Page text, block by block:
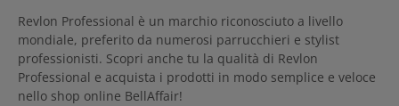
Revlon Professional è un marchio riconosciuto a livello
mondiale, preferito da numerosi parrucchieri e stylist
professionisti. Scopri anche tu la qualità di Revlon
Professional e acquista i prodotti in modo semplice e veloce
nello shop online BellAffair!